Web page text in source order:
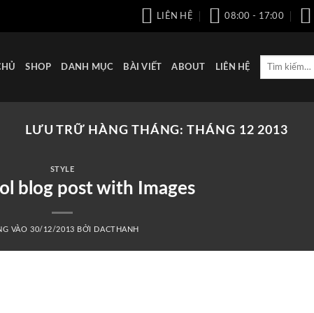
LIÊN HỆ 08:00 - 17:00
SHOP DANH MỤC BÀI VIẾT ABOUT LIÊN HỆ
Tìm
LƯU TRỮ HÀNG THÁNG:THÁNG 12 2013
STYLE
blog post with Images
VÀO30/12/2013 BỞI DACTHANH